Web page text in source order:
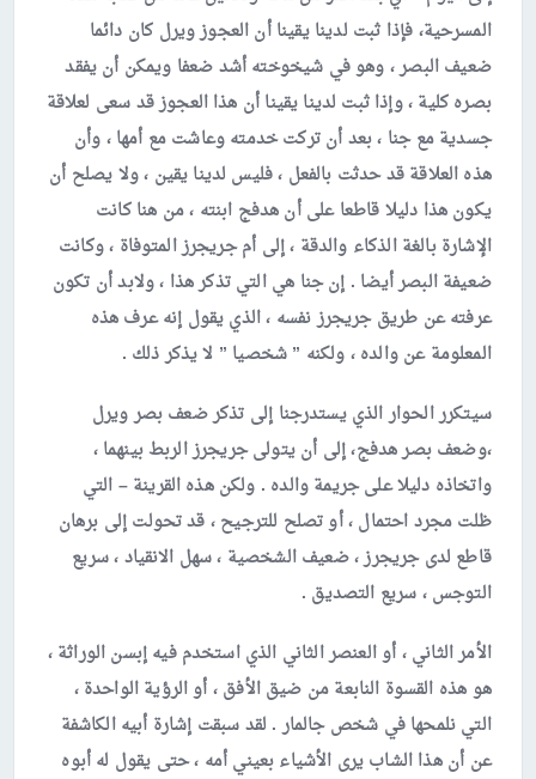
المسرحية، فإذا ثبت لدينا يقينا أن العجوز ويرل كان دائما
ضعيف البصر ، وهو في شيخوخته أشد ضعفا ويمكن أن يفقد
بصره كلية ، وإذا ثبت لدينا يقينا أن هذا العجوز قد سعى لعلاقة
جسدية مع جنا ، بعد أن تركت خدمته وعاشت مع أمها ، وأن
هذه العلاقة قد حدثت بالفعل ، فليس لدينا يقين ، ولا يصلح أن
يكون هذا دليلا قاطعا على أن هدفج ابنته ، من هنا كانت
الإشارة بالغة الذكاء والدقة ، إلى أم جريجرز المتوفاة ، وكانت
ضعيفة البصر أيضا . إن جنا هي التي تذكر هذا ، ولابد أن تكون
عرفته عن طريق جريجرز نفسه ، الذي يقول إنه عرف هذه
المعلومة عن والده ، ولكنه ” شخصيا ” لا يذكر ذلك .
سيتكرر الحوار الذي يستدرجنا إلى تذكر ضعف بصر ويرل
،وضعف بصر هدفج، إلى أن يتولى جريجرز الربط بينهما ،
واتخاذه دليلا على جريمة والده . ولكن هذه القرينة – التي
ظلت مجرد احتمال ، أو تصلح للترجيح ، قد تحولت إلى برهان
قاطع لدى جريجرز ، ضعيف الشخصية ، سهل الانقياد ، سريع
التوجس ، سريع التصديق .
الأمر الثاني، أو العنصر الثاني الذي استخدم فيه إبسن الوراثة ،
هو هذه القسوة النابعة من ضيق الأفق ، أو الرؤية الواحدة ،
التي نلمحها في شخص جالمار . لقد سبقت إشارة أبيه الكاشفة
عن أن هذا الشاب يرى الأشياء بعيني أمه ، حتى يقول له أبوه